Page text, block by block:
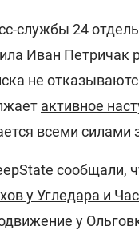
службы 24
Иван Петричак
не
активное
всеми силами
сообщали,
у Угледара и
у